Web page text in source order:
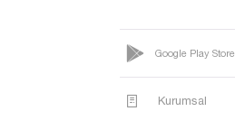
Google Play Store
Kurumsal